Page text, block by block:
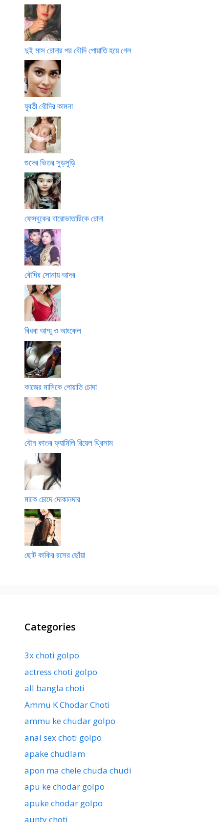
দুই মাস চোদার পর বৌদি পোয়াতি হয়ে গেল
যুবতী বৌদির কামনা
গুদের ভিতর সুড়সুড়ি
ফেসবুকের বারোভাতারিকে চোদা
বৌদির সোনায় আদর
বিধবা আম্মু ও আংকেল
কাজের মাসিকে পোয়াতি চোদা
যৌন কাতর ফ্যামিলি রিয়েল থ্রিসাম
মাকে চোদে দোকানদার
ছোট কাকির রসের ছোঁয়া
Categories
3x choti golpo
actress choti golpo
all bangla choti
Ammu K Chodar Choti
ammu ke chudar golpo
anal sex choti golpo
apake chudlam
apon ma chele chuda chudi
apu ke chodar golpo
apuke chodar golpo
aunty choti